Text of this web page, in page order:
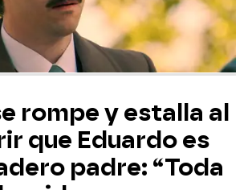
rompe y estalla al
que Eduardo es
padre: “Toda